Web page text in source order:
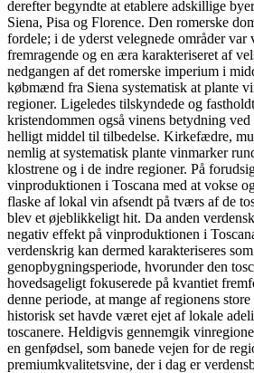
derefter begyndte at etablere adskillige
Siena, Pisa og Florence. Den romerske
fordele; i de yderst velegnede områder var
fremragende og en æra karakteriseret af
nedgangen af det romerske imperium i
købmænd fra Siena systematisk at plante
regioner. Ligeledes tilskyndede og
kristendommen også vinens betydning ved
helligt middel til tilbedelse. Kirkefædre,
nemlig at systematisk plante vinmarker
klostrene og i de indre regioner. På
vinproduktionen i Toscana med at vokse
flaske af lokal vin afsendt på tværs af de
blev et øjeblikkeligt hit. Da anden
negativ effekt på vinproduktionen i
verdenskrig kan dermed karakteriseres
genopbygningsperiode, hvorunder den
hovedsageligt fokuserede på kvantiet
denne periode, at mange af regionens
historisk set havde været ejet af lokale
toscanere. Heldigvis gennemgik
en genfødsel, som banede vejen for de
premiumkvalitetsvine, der i dag er